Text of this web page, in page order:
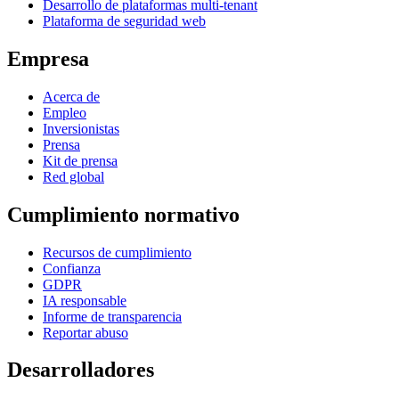
Desarrollo de plataformas multi-tenant
Plataforma de seguridad web
Empresa
Acerca de
Empleo
Inversionistas
Prensa
Kit de prensa
Red global
Cumplimiento normativo
Recursos de cumplimiento
Confianza
GDPR
IA responsable
Informe de transparencia
Reportar abuso
Desarrolladores